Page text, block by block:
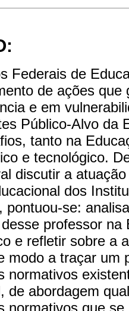
Federais de
de ações
e em
Público-Alvo da
tanto na
e tecnológico.
discutir a
dos
pontuou-se:
professor
e refletir sobre a
modo a traçar um
normativos
de abordagem
normativos que